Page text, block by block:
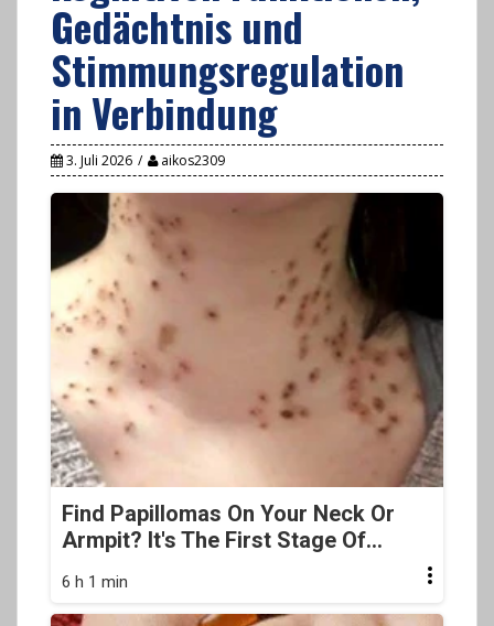
Gedächtnis und
Stimmungsregulation
in Verbindung
3. Juli 2026 aikos2309
Find Papillomas On Your Neck Or
Armpit? It's The First Stage Of...
6 h 1 min